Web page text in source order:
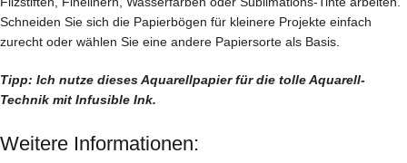
Schneiden Sie sich die Papierbögen für kleinere Projekte einfach
zurecht oder wählen Sie eine andere Papiersorte als Basis.
Tipp: Ich nutze dieses Aquarellpapier für die tolle Aquarell-
Technik mit Infusible Ink.
Weitere Informationen: